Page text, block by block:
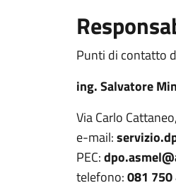
Punti di contatto
ing. Salvatore
Via Carlo
e-mail:
PEC:
telefono:081 750